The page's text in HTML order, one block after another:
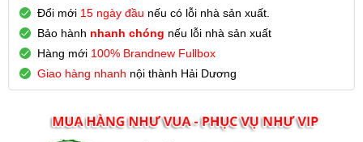
Đổi mới 15 ngày đầu nếu có lỗi nhà sản xuất.
Bảo hành nhanh chóng nếu lỗi nhà sản xuất
Hàng mới 100% Brandnew Fullbox
Giao hàng nhanh nội thành Hải Dương